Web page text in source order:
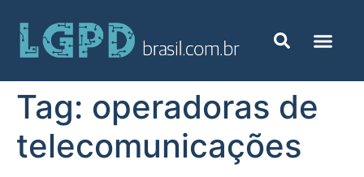
Tag: operadoras de
telecomunicações